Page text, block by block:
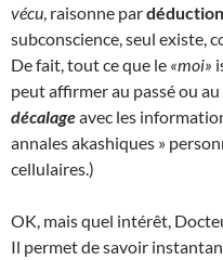
vécu , raisonne pardéduction
subconscience, seul existe,
De fait, tout ce que le «moi»
peut affirmer au passé ou
décalageavec les
annales akashiques »
cellulaires.)
OK, mais quel intérêt,
Il permet de savoir